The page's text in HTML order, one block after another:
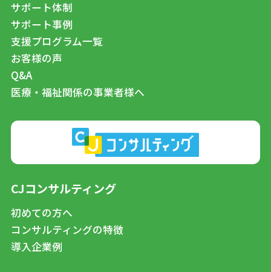
サポート体制
サポート事例
支援プログラム一覧
お客様の声
Q&A
医療・福祉関係の事業者様へ
CJコンサルティング
初めての方へ
コンサルティングの特徴
導入企業例